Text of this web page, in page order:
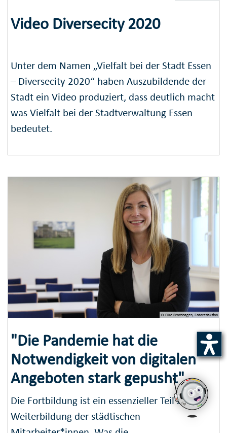
Video Diversecity 2020
Unter dem Namen „Vielfalt bei der Stadt Essen
– Diversecity 2020“ haben Auszubildende der
Stadt ein Video produziert, dass deutlich macht
was Vielfalt bei der Stadtverwaltung Essen
bedeutet.
© Elke Brochhagen, Fotoredaktion
"Die Pandemie hat die
Notwendigkeit von digitalen
Angeboten stark gepusht"
Die Fortbildung ist ein essenzieller Teil zur
Weiterbildung der städtischen